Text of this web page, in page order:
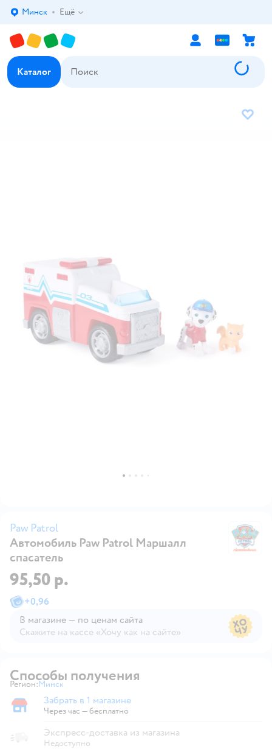
Выбор адреса доставки.
Минск Ещё
Каталог
В
Paw Patrol
Автомобиль Paw Patrol Маршалл
спасатель
95,50 р.
+0,96
В магазине — по ценам сайта
Скажите на кассе «Хочу как на сайте»
Способы получения
Регион: Выбор адреса доставки.
Минск
Забрать в магазине
Забрать в 1 магазине
Через час — бесплатно
Экспресс-доставка из магазина
Недоступно